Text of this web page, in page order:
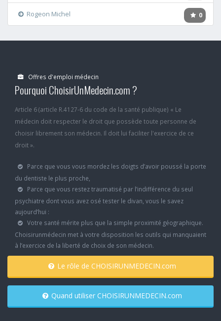
0
Rogeon Michel
Offres d'emploi médecin
Pourquoi ChoisirUnMedecin.com ?
Article 6 (article R.4127-6 du code de la santé publique) « Le
médecin doit respecter le droit que possède toute personne de
choisir librement son médecin. Il doit lui faciliter l'exercice de ce
droit ».
Parce que vous vous mordez les doigts d’avoir poussé la porte
du dentiste le plus proche,
Parce que vous restez traumatisé par l’indifférence du seul
psychiatre dont vous avez osé tester le divan, vous le savez
aujourd’hui :
Votre santé mérite plus que la simple proximité géographique.
Choisirunmédecin met à votre disposition les outils qui manquaient
à l’exercice de la liberté de choix de son médecin.
Le rôle de CHOISIRUNMEDECIN.com
Quand utiliser CHOISIRUNMEDECIN.com